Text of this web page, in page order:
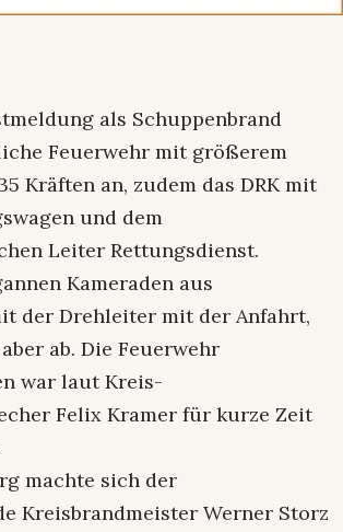
als Schuppenbrand
Feuerwehr mit größerem
Kräften an, zudem das DRK mit
und dem
Leiter Rettungsdienst.
Kameraden aus
der Drehleiter mit der Anfahrt,
ab. Die Feuerwehr
war laut Kreis-
Felix Kramer für kurze Zeit
machte sich der
Kreisbrandmeister Werner Storz